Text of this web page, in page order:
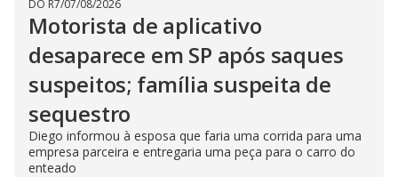
DO R7/07/08/2026
Motorista de aplicativo
desaparece em SP após saques
suspeitos; família suspeita de
sequestro
Diego informou à esposa que faria uma corrida para uma
empresa parceira e entregaria uma peça para o carro do
enteado